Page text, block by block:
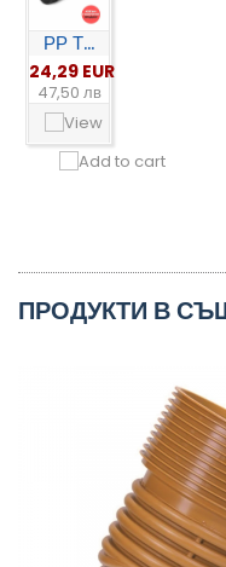
РР Т...
24,29 EUR
47,50 лв
ПРОДУКТИ В